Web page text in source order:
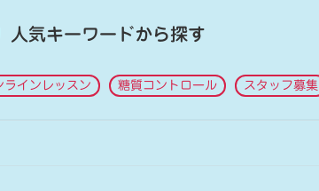
人気キーワードから探す
ラインレッスン 糖質コントロール スタッフ募集